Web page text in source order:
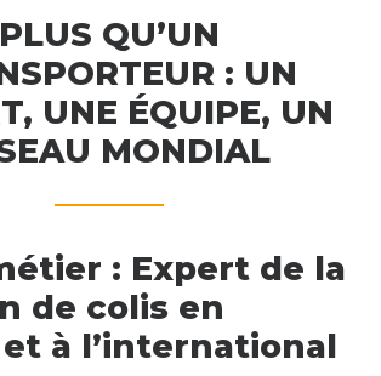
PLUS QU’UN
: UN
UNE ÉQUIPE, UN
MONDIAL
: Expert de la
de colis en
à l’international